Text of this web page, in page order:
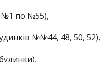
№1 по №55),
№№44, 48, 50, 52),